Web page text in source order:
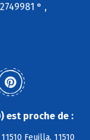
° ,
est proche de :
Feuilla, 11510